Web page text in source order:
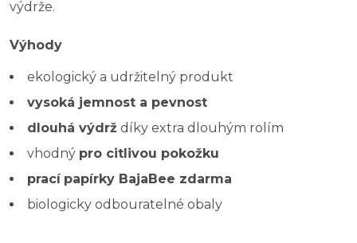
výdrže.
Výhody
ekologický a udržitelný produkt
vysoká jemnost a pevnost
dlouhá výdrž díky extra dlouhým rolím
vhodný pro citlivou pokožku
prací papírky BajaBee zdarma
biologicky odbouratelné obaly